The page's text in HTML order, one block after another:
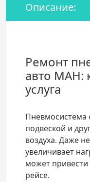
Описание:
Ремонт
авто МАН:
услуга
Пневмосистема
подвеской и
воздуха. Даже
увеличивает
может
рейсе.